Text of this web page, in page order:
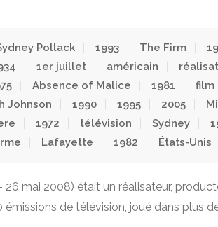
Pollack 1993 The Firm
1er juillet américain
Absence of Malice 1981
film
Johnson 1990 1995 2005
1972 télévision Sydney
Lafayette 1982 États-Unis
26 mai 2008) était un réalisateur,
émissions de télévision, joué dans plus